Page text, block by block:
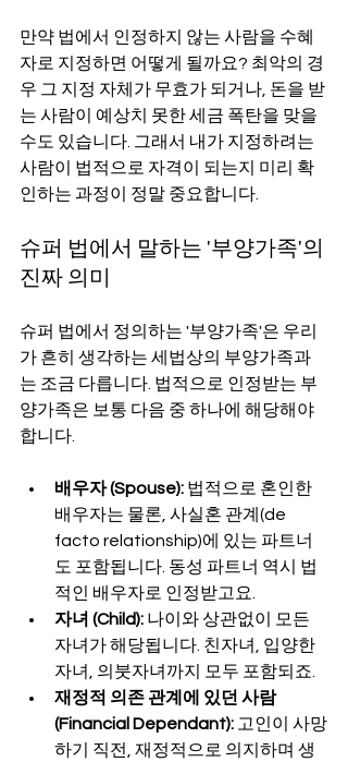
만약 법에서 인정하지 않는 사람을 수혜
자로 지정하면 어떻게 될까요? 최악의 경
우 그 지정 자체가 무효가 되거나, 돈을 받
는 사람이 예상치 못한 세금 폭탄을 맞을
수도 있습니다. 그래서 내가 지정하려는
사람이 법적으로 자격이 되는지 미리 확
인하는 과정이 정말 중요합니다.
슈퍼 법에서 말하는 '부양가족'의
진짜 의미
슈퍼 법에서 정의하는 '부양가족'은 우리
가 흔히 생각하는 세법상의 부양가족과
는 조금 다릅니다. 법적으로 인정받는 부
양가족은 보통 다음 중 하나에 해당해야
합니다.
배우자 (Spouse): 법적으로 혼인한
배우자는 물론, 사실혼 관계(de
facto relationship)에 있는 파트너
도 포함됩니다. 동성 파트너 역시 법
적인 배우자로 인정받고요.
자녀 (Child): 나이와 상관없이 모든
자녀가 해당됩니다. 친자녀, 입양한
자녀, 의붓자녀까지 모두 포함되죠.
재정적 의존 관계에 있던 사람
(Financial Dependant): 고인이 사망
하기 직전, 재정적으로 의지하며 생